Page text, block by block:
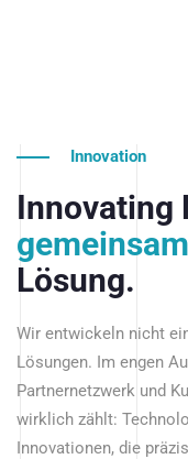
Innovation
Innovating
gemeinsam
Lösung.
Wir entwickeln nicht
Lösungen. Im engen
Partnernetzwerk und
wirklich zählt:
Innovationen, die